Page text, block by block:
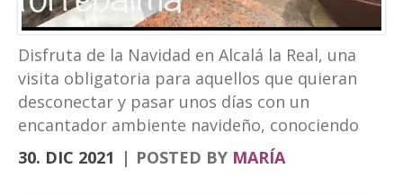
Disfruta de la Navidad en Alcalá la Real, una
visita obligatoria para aquellos que quieran
desconectar y pasar unos días con un
encantador ambiente navideño, conociendo
los rincones tan bonitos que ofrece nuestra
localidad. Este año, Alcalá la Real oferta todo
30. DIC 2021 POSTED BY MARÍA